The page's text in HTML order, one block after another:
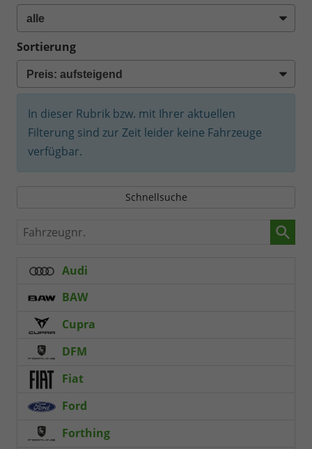
Sortierung
In dieser Rubrik bzw. mit Ihrer aktuellen
Filterung sind zur Zeit leider keine Fahrzeuge
verfügbar.
Schnellsuche
Fahrzeugnr.
Audi
BAW
Cupra
DFM
Fiat
Ford
Forthing